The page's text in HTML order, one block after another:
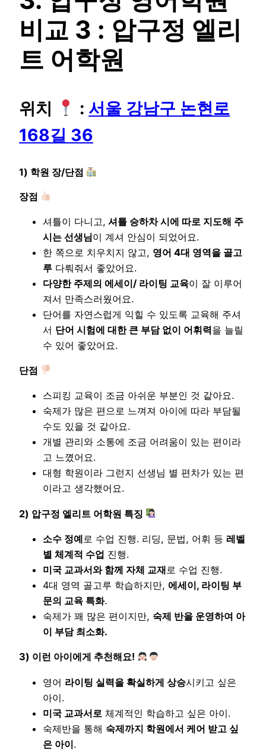
비교 3 : 압구정 엘리
트 어학원
위치 : 서울 강남구 논현로
168길 36
1) 학원 장/단점
장점
셔틀이 다니고, 셔틀 승하차 시에 따로 지도해 주
시는 선생님이 계셔 안심이 되었어요.
한 쪽으로 치우치지 않고, 영어 4대 영역을 골고
루 다뤄줘서 좋았어요.
다양한 주제의 에세이/ 라이팅 교육이 잘 이루어
져서 만족스러웠어요.
단어를 자연스럽게 익힐 수 있도록 교육해 주셔
서 단어 시험에 대한 큰 부담 없이 어휘력을 늘릴
수 있어 좋았어요.
단점
스피킹 교육이 조금 아쉬운 부분인 것 같아요.
숙제가 많은 편으로 느껴져 아이에 따라 부담될
수도 있을 것 같아요.
개별 관리와 소통에 조금 어려움이 있는 편이라
고 느꼈어요.
대형 학원이라 그런지 선생님 별 편차가 있는 편
이라고 생각했어요.
2) 압구정 엘리트 어학원 특징
소수 정예로 수업 진행. 리딩, 문법, 어휘 등 레벨
별 체계적 수업 진행.
미국 교과서와 함께 자체 교재로 수업 진행.
4대 영역 골고루 학습하지만, 에세이, 라이팅 부
문의 교육 특화.
숙제가 꽤 많은 편이지만, 숙제 반을 운영하여 아
이 부담 최소화.
3) 이런 아이에게 추천해요!
영어 라이팅 실력을 확실하게 상승시키고 싶은
아이.
미국 교과서로 체계적인 학습하고 싶은 아이.
숙제반을 통해 숙제까지 학원에서 케어 받고 싶
은 아이.